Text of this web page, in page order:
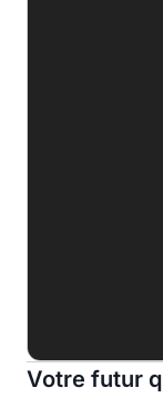
C
Votre futur